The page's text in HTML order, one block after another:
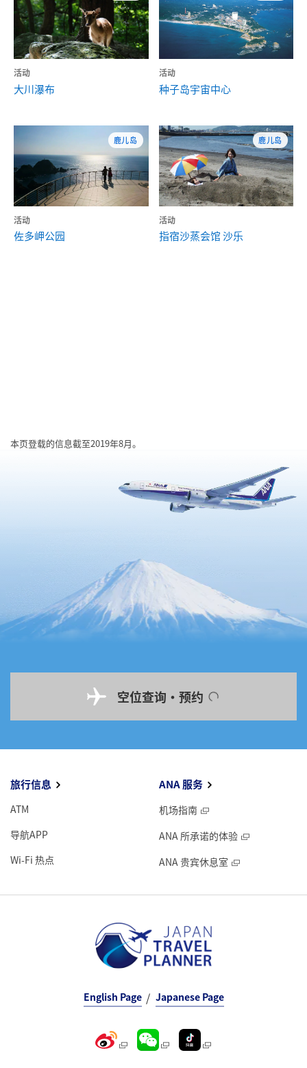
活动
大川瀑布
活动
种子岛宇宙中心
鹿儿岛
活动
佐多岬公园
鹿儿岛
活动
指宿沙蒸会馆 沙乐
本页登载的信息截至2019年8月。
空位查询・预约
旅行信息
ATM
导航APP
Wi-Fi 热点
ANA 服务
机场指南
ANA 所承诺的体验
ANA 贵宾休息室
English Page Japanese Page